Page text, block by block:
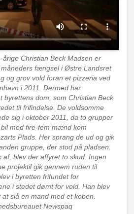
årige Christian Beck Madsen er
fængsel i Østre Landsret
og grov vold foran et pizzeria ved
i 2011. Dermed har
byrettens dom, som Christian Beck
til frifindelse. De voldsomme
sig i oktober 2011, da to grupper
med fire-fem mænd kom
Plads. Her sprang de ud og gik
gruppe, der stod på pladsen.
af, blev der affyret to skud. Ingen
projektil gik gennem ruden til
i byretten frifundet for
i stedet dømt for vold. Han blev
slå en mand med et koben.
Newspaq